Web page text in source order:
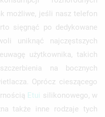
możliwe, jeśli nasz telefon
sięgnąć po dedykowane
uniknąć najczęstszych
użytkownika, takich
na bocznych
Oprócz cieszącego
Etui silikonowego, w
także inne rodzaje tych